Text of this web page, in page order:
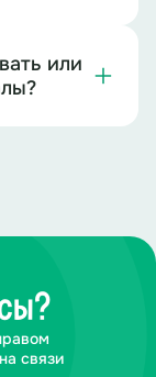
или
связи